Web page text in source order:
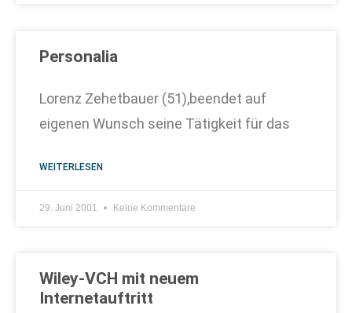
Personalia
Lorenz Zehetbauer (51),beendet auf
eigenen Wunsch seine Tätigkeit für das
WEITERLESEN
29. Juni 2001 Keine Kommentare
Wiley-VCH mit neuem
Internetauftritt